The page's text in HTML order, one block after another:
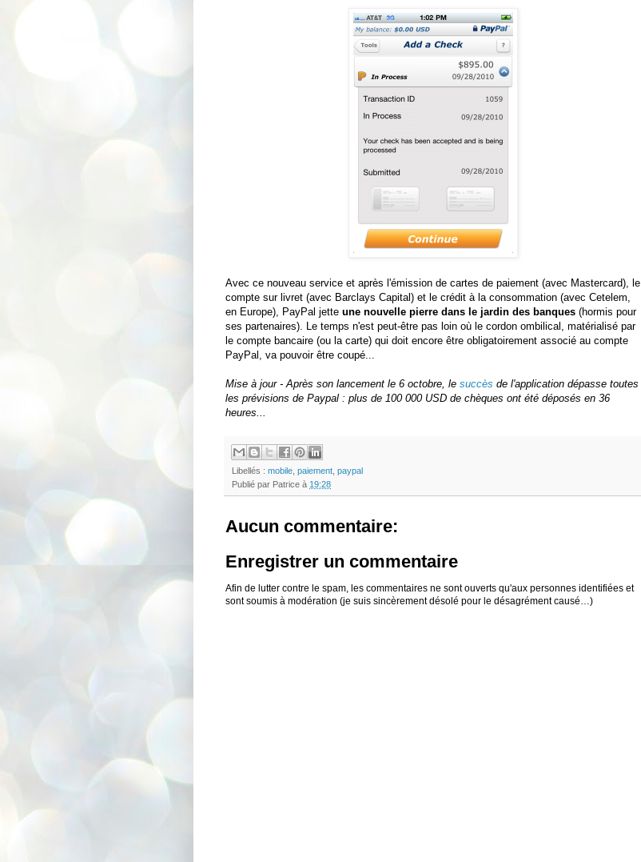
Avec ce nouveau service et après l'émission de cartes de paiement (avec Mastercard), le
compte sur livret (avec Barclays Capital) et le crédit à la consommation (avec Cetelem,
en Europe), PayPal jette une nouvelle pierre dans le jardin des banques (hormis pour
ses partenaires). Le temps n'est peut-être pas loin où le cordon ombilical, matérialisé par
le compte bancaire (ou la carte) qui doit encore être obligatoirement associé au compte
PayPal, va pouvoir être coupé...
Mise à jour - Après son lancement le 6 octobre, le succès de l'application dépasse toutes
les prévisions de Paypal : plus de 100 000 USD de chèques ont été déposés en 36
heures...
Libellés : mobile, paiement, paypal
Publié par Patrice à 19:28
Aucun commentaire:
Enregistrer un commentaire
Afin de lutter contre le spam, les commentaires ne sont ouverts qu'aux personnes identifiées et
sont soumis à modération (je suis sincèrement désolé pour le désagrément causé…)